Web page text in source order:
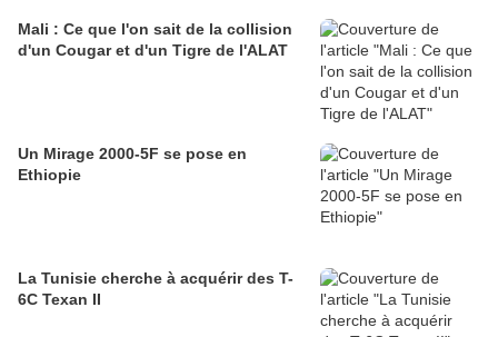
Mali : Ce que l'on sait de la collision
d'un Cougar et d'un Tigre de l'ALAT
Un Mirage 2000-5F se pose en
Ethiopie
La Tunisie cherche à acquérir des T-
6C Texan II